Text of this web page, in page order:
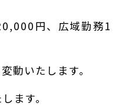
以上
円、広域勤務1
動いたします。
ます。